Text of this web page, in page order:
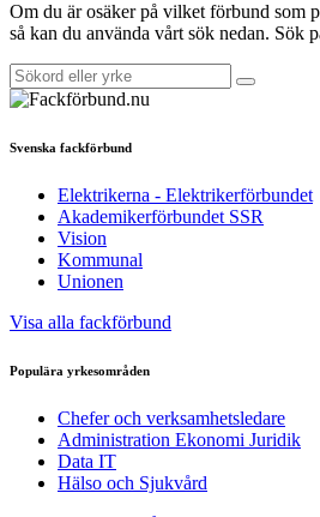
Om du är osäker på vilket förbund som
så kan du använda vårt sök nedan. Sök
Svenska fackförbund
Elektrikerna - Elektrikerförbundet
Akademikerförbundet SSR
Vision
Kommunal
Unionen
Visa alla fackförbund
Populära yrkesområden
Chefer och verksamhetsledare
Administration Ekonomi Juridik
Data IT
Hälso och Sjukvård